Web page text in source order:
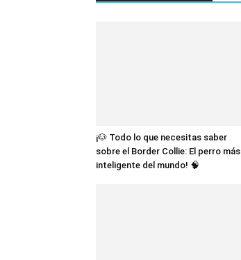
¡🐶 Todo lo que necesitas saber
sobre el Border Collie: El perro más
inteligente del mundo! 🧠